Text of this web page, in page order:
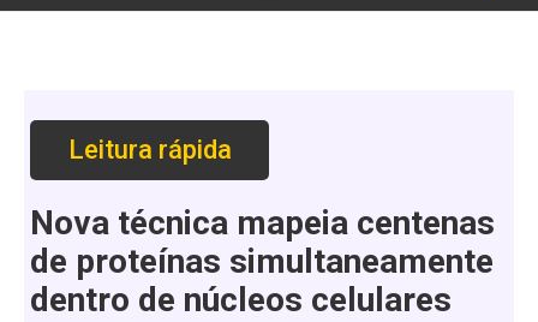
Leitura rápida
Nova técnica mapeia centenas
de proteínas simultaneamente
dentro de núcleos celulares